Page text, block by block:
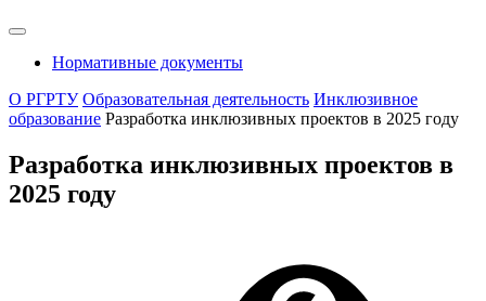
Нормативные документы
О РГРТУ Образовательная деятельность Инклюзивное
образование Разработка инклюзивных проектов в 2025 году
Разработка инклюзивных проектов в
2025 году